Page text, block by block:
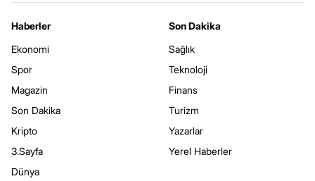
Haberler
Ekonomi
Spor
Magazin
Son Dakika
Kripto
3.Sayfa
Dünya
Son Dakika
Sağlık
Teknoloji
Finans
Turizm
Yazarlar
Yerel Haberler